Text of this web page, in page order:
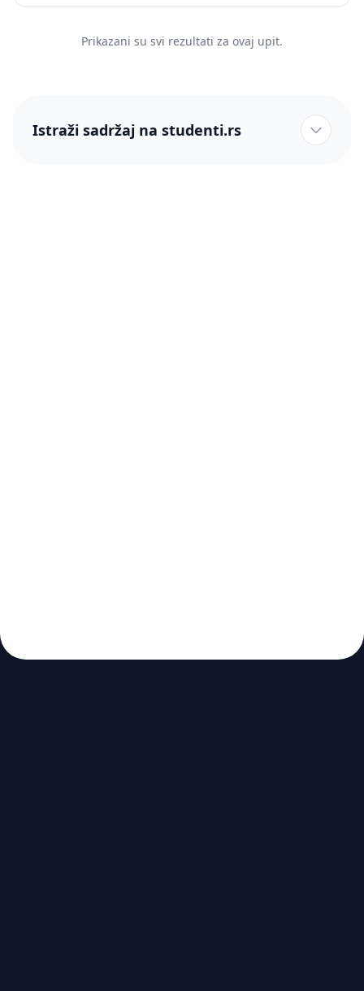
Prikazani su svi rezultati za ovaj upit.
Istraži sadržaj na studenti.rs